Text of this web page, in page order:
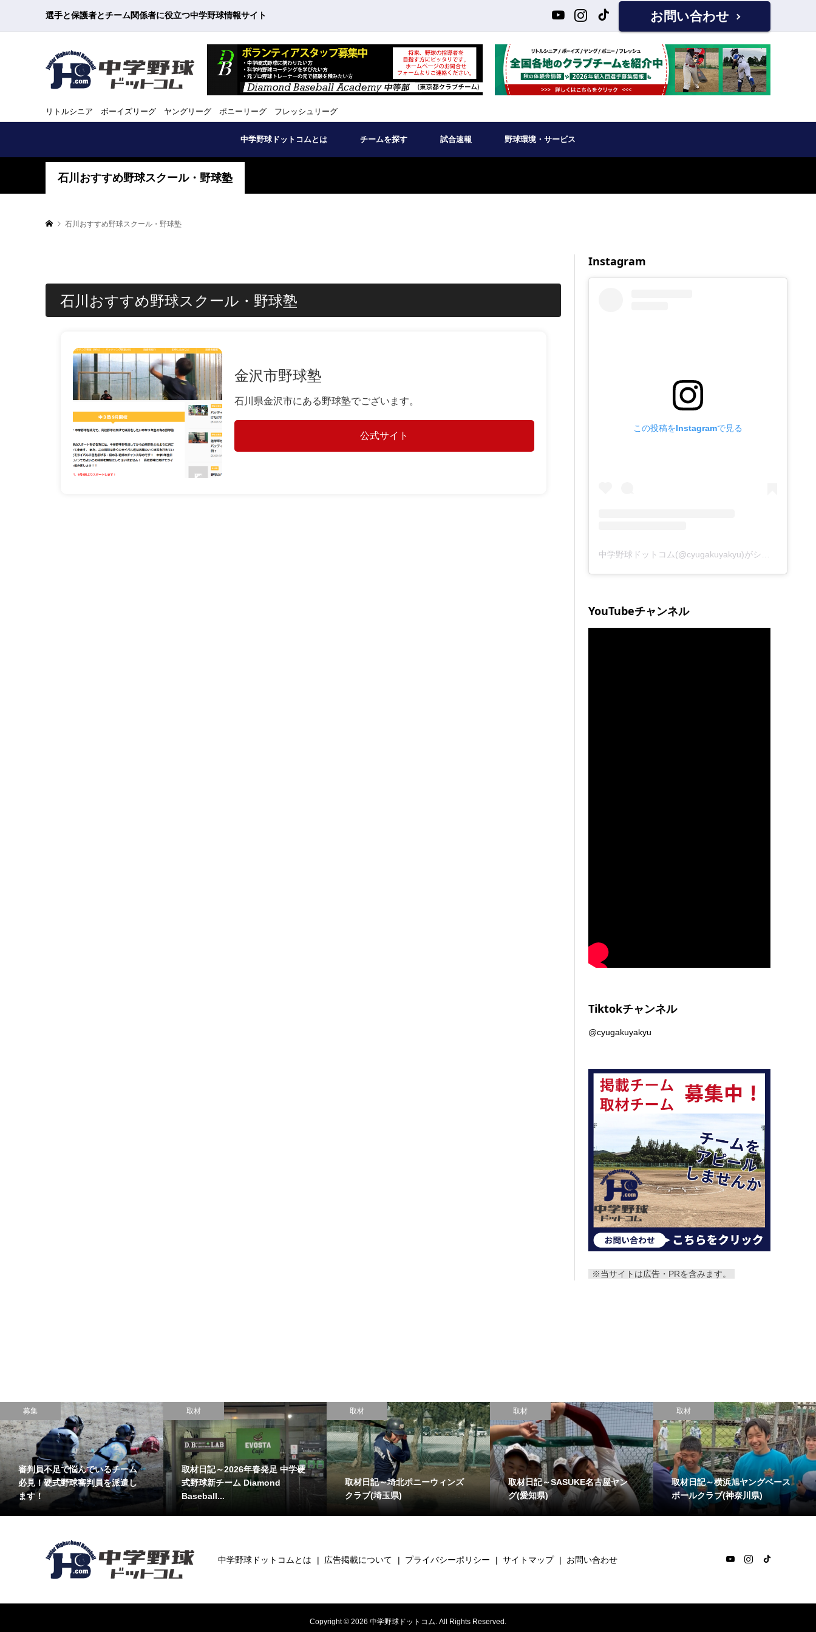
選手と保護者とチーム関係者に役立つ中学野球情報サイト お問い合わせ
リトルシニア ボーイズリーグ ヤングリーグ ポニーリーグ フレッシュリーグ
中学野球ドットコムとは チームを探す 試合速報 野球環境・サービス
石川おすすめ野球スクール・野球塾
石川おすすめ野球スクール・野球塾
石川おすすめ野球スクール・野球塾
金沢市野球塾
石川県金沢市にある野球塾でございます。
公式サイト
Instagram
この投稿をInstagramで見る
YouTubeチャンネル
Tiktokチャンネル
@cyugakuyakyu
※当サイトは広告・PRを含みます。
募集
審判員不足で悩んでいるチーム
必見！硬式野球審判員を派遣し
ます！
取材
取材日記～2026年春発足 中学硬
式野球新チーム Diamond
Baseball...
取材
取材日記～埼北ポニーウィンズ
クラブ(埼玉県)
取材
取材日記～SASUKE名古屋ヤン
グ(愛知県)
取材
取材日記～横浜旭ヤングベース
ボールクラブ(神奈川県)
中学野球ドットコムとは 広告掲載について プライバシーポリシー サイトマップ お問い合わせ
Copyright © 2026 中学野球ドットコム. All Rights Reserved.